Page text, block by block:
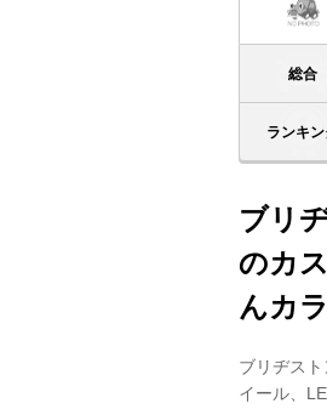
総合
ランキ
ブリ
のカ
んカラ
ブリヂス
イール、